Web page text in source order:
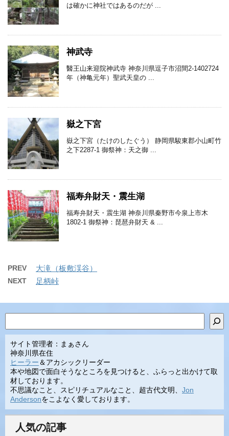
は確かに神社ではあるのだが ...
神武寺
醫王山来迎院神武寺 神奈川県逗子市沼間2-1402724
年（神亀元年）聖武天皇の ...
嶽之下宮
嶽之下宮（たけのしたぐう） 静岡県駿東郡小山町竹
之下2287-1 御祭神：天之御 ...
福寿弁財天・震生湖
福寿弁財天・震生湖 神奈川県秦野市今泉上市木
1802-1 御祭神：琵琶弁財天 & ...
PREV 大滝（板敷渓谷）
NEXT 足柄峠
サイト管理者：まぁさん
神奈川県在住
ヒーラー ＆アカシックリーダー
本や地図で面白そうなところを見つけると、ふらっと出かけて取
材しております。
不思議なこと、スピリチュアルなこと、超古代文明、 Jon
Andersonをこよなく愛しております。
人気の記事